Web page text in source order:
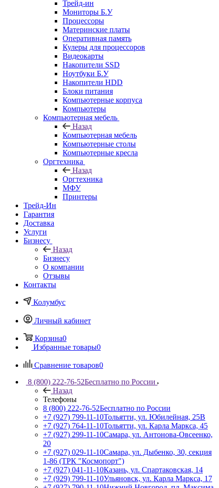
Трейд-ин
Мониторы Б.У
Процессоры
Материнские платы
Оперативная память
Кулеры для процессоров
Видеокарты
Накопители SSD
Ноутбуки Б.У
Накопители HDD
Блоки питания
Компьютерные корпуса
Компьютеры
Компьютерная мебель
Назад
Компьютерная мебель
Компьютерные столы
Компьютерные кресла
Оргтехника
Назад
Оргтехника
МФУ
Принтеры
Трейд-Ин
Гарантия
Доставка
Услуги
Бизнесу
Назад
Бизнесу
О компании
Отзывы
Контакты
Колумбус
Личный кабинет
Корзина0
Избранные товары0
Сравнение товаров0
8 (800) 222-76-52Бесплатно по России
Назад
Телефоны
8 (800) 222-76-52Бесплатно по России
+7 (927) 799-11-10Тольятти, ул. Юбилейная, 25В
+7 (927) 764-11-10Тольятти, ул. Карла Маркса, 45
+7 (927) 299-11-10Самара, ул. Антонова-Овсеенко,
20
+7 (927) 029-11-10Самара, ул. Дыбенко, 30, секция
1-86 (ТРК "Космопорт")
+7 (927) 041-11-10Казань, ул. Спартаковская, 14
+7 (929) 799-11-10Ульяновск, ул. Карла Маркса, 17